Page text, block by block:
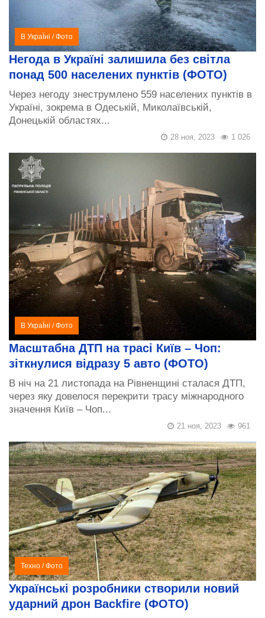
В УкраЇні /Фото
Негода в Україні залишила без світла
понад 500 населених пунктів (ФОТО)
Через негоду знеструмлено 559 населених пунктів в
Україні, зокрема в Одеській, Миколаївській,
Донецькій областях...
1 026
28 ноя, 2023
В УкраЇні /Фото
Масштабна ДТП на трасі Київ – Чоп:
зіткнулися відразу 5 авто (ФОТО)
В ніч на 21 листопада на Рівненщині сталася ДТП,
через яку довелося перекрити трасу міжнародного
значення Київ – Чоп...
961
21 ноя, 2023
Техно /Фото
Українські розробники створили новий
ударний дрон Backfire (ФОТО)